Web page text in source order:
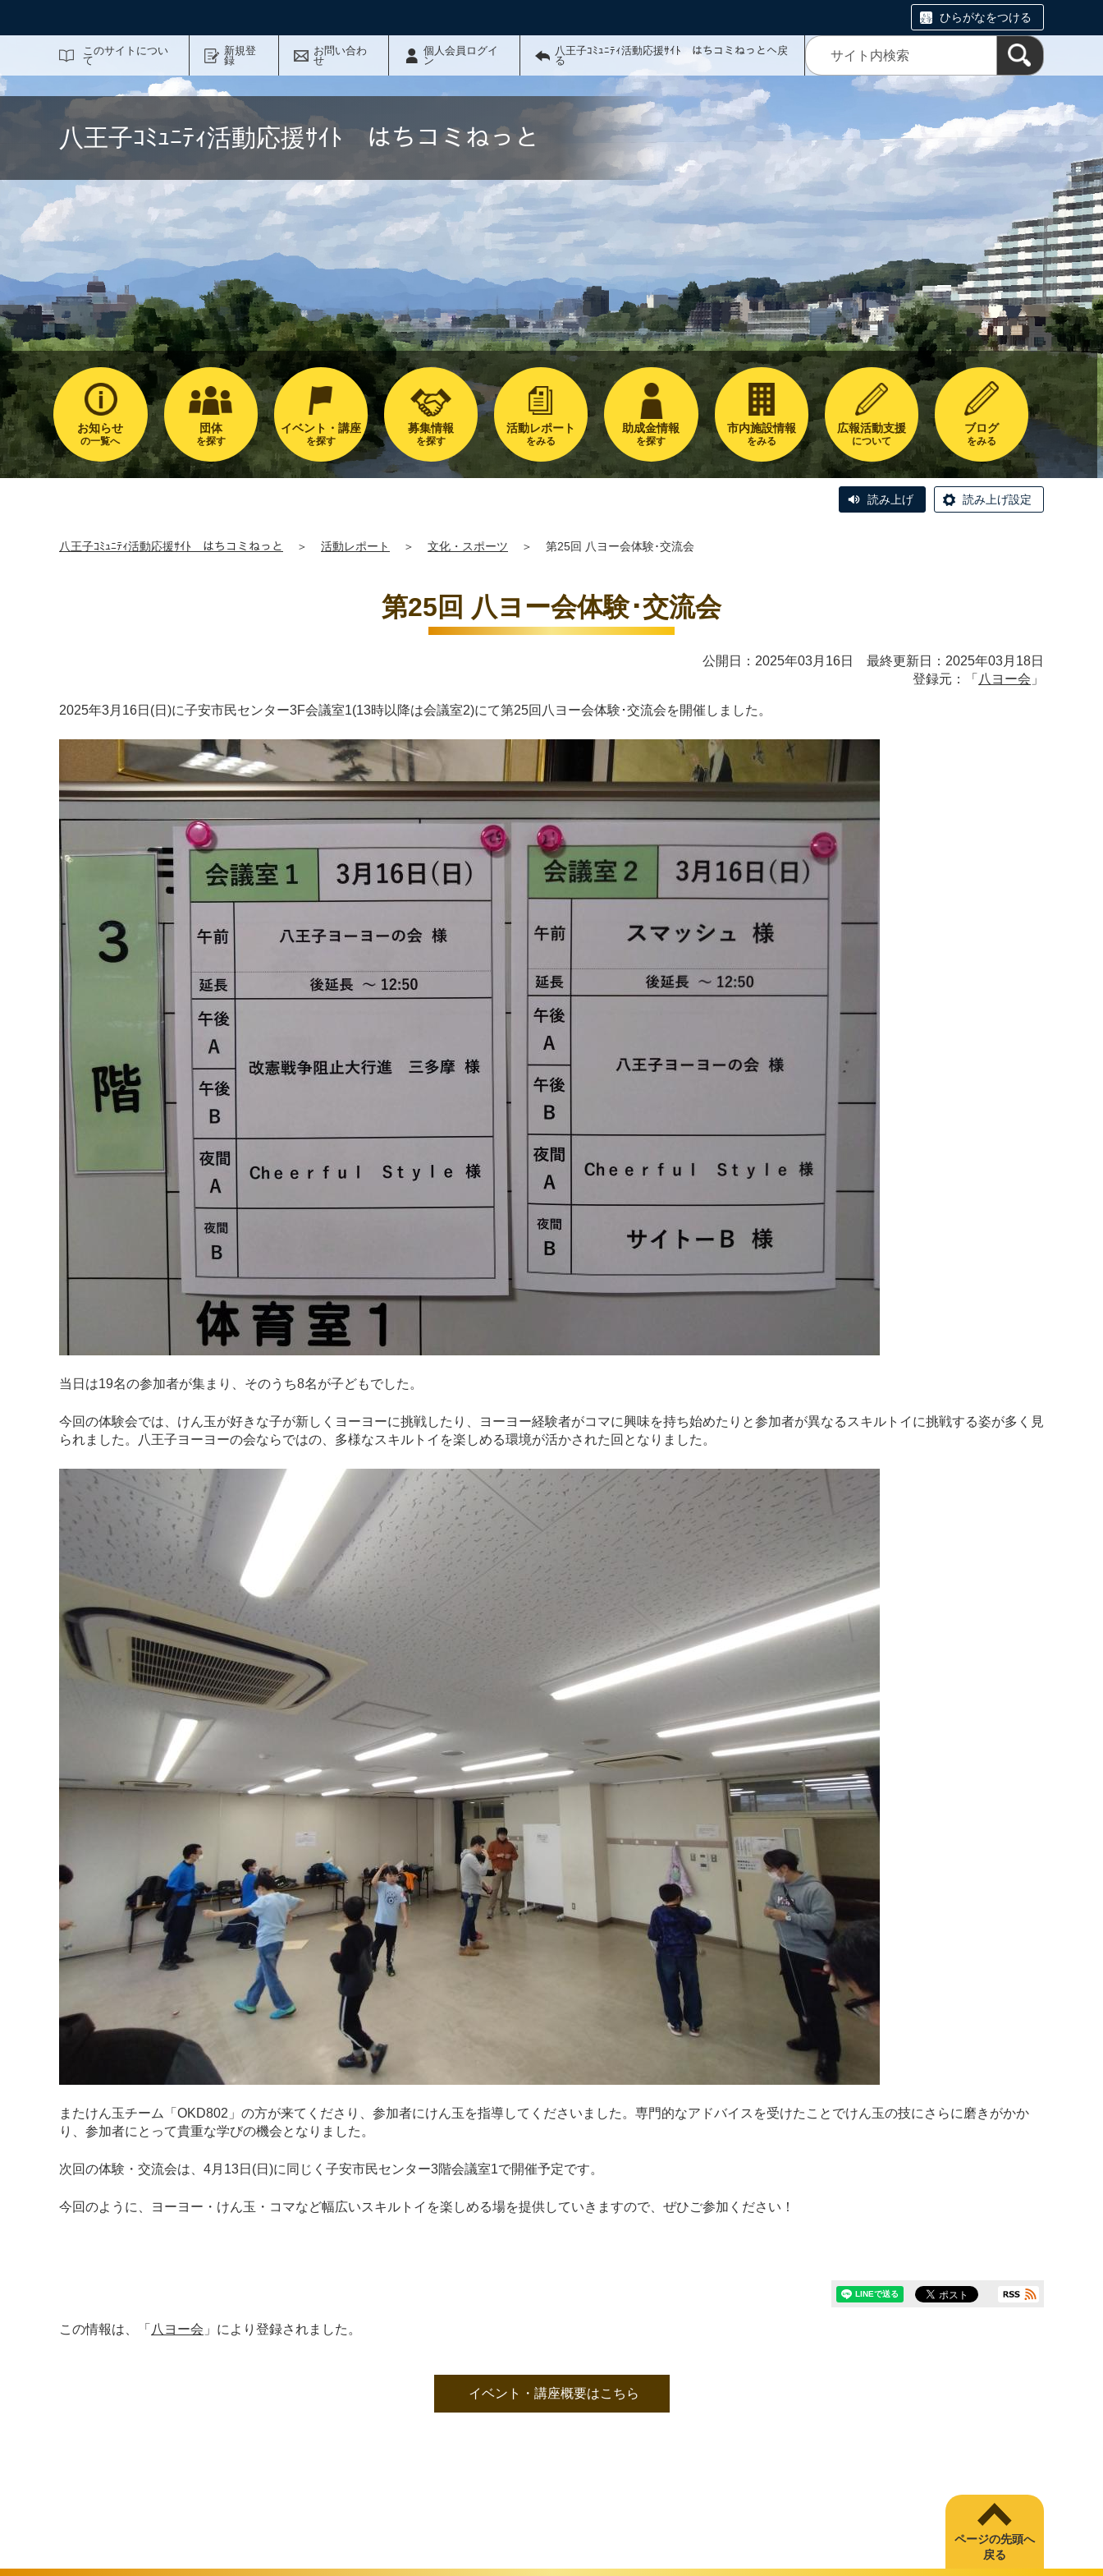
ひらがなをつける
このサイトについ
て
新規登
録
お問い合わ
せ
個人会員ログイ
ン
八王子ｺﾐｭﾆﾃｨ活動応援ｻｲﾄ はちコミねっとへ戻
る
八王子ｺﾐｭﾆﾃｨ活動応援ｻｲﾄ はちコミねっと
お知らせ
の一覧へ
団体
を探す
イベント・講座
を探す
募集情報
を探す
活動レポート
をみる
助成金情報
を探す
市内施設情報
をみる
広報活動支援
について
ブログ
をみる
読み上げ 読み上げ設定
八王子ｺﾐｭﾆﾃｨ活動応援ｻｲﾄ はちコミねっと ＞ 活動レポート ＞ 文化・スポーツ ＞ 第25回 八ヨー会体験･交流会
第25回 八ヨー会体験･交流会
公開日：2025年03月16日 最終更新日：2025年03月18日
登録元：「 八ヨー会 」
2025年3月16日(日)に子安市民センター3F会議室1(13時以降は会議室2)にて第25回八ヨー会体験･交流会を開催しました。
当日は19名の参加者が集まり、そのうち8名が子どもでした。
今回の体験会では、けん玉が好きな子が新しくヨーヨーに挑戦したり、ヨーヨー経験者がコマに興味を持ち始めたりと参加者が異なるスキルトイに挑戦する姿が多く見
られました。八王子ヨーヨーの会ならではの、多様なスキルトイを楽しめる環境が活かされた回となりました。
またけん玉チーム「OKD802」の方が来てくださり、参加者にけん玉を指導してくださいました。専門的なアドバイスを受けたことでけん玉の技にさらに磨きがかか
り、参加者にとって貴重な学びの機会となりました。
次回の体験・交流会は、4月13日(日)に同じく子安市民センター3階会議室1で開催予定です。
今回のように、ヨーヨー・けん玉・コマなど幅広いスキルトイを楽しめる場を提供していきますので、ぜひご参加ください！
この情報は、「 八ヨー会 」により登録されました。
イベント・講座概要はこちら
ページの先頭へ
戻る